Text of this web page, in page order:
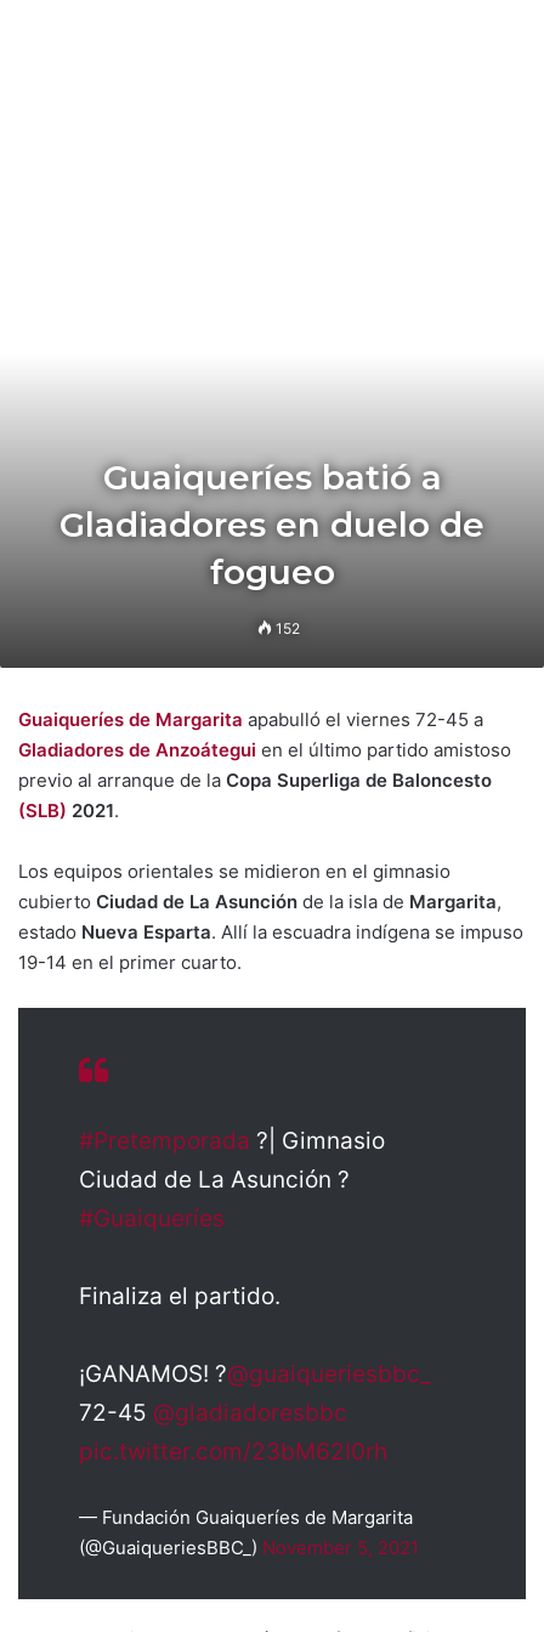
Guaiqueríes batió a
Gladiadores en duelo de
fogueo
152
Guaiqueríes de Margarita apabulló el viernes 72-45 a
Gladiadores de Anzoátegui en el último partido amistoso
previo al arranque de la Copa Superliga de Baloncesto
(SLB) 2021.
Los equipos orientales se midieron en el gimnasio
cubierto Ciudad de La Asunción de la isla de Margarita,
estado Nueva Esparta. Allí la escuadra indígena se impuso
19-14 en el primer cuarto.
#Pretemporada ?| Gimnasio
Ciudad de La Asunción ?
#Guaiqueríes
Finaliza el partido.
¡GANAMOS! ?@guaiqueriesbbc_
72-45 @gladiadoresbbc
pic.twitter.com/23bM62I0rh
— Fundación Guaiqueríes de Margarita
(@GuaiqueriesBBC_) November 5, 2021